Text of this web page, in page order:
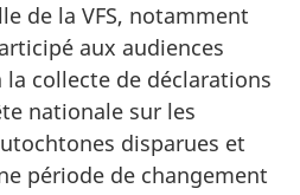
de la VFS, notamment
aux audiences
collecte de déclarations
nationale sur les
disparues et
période de changement